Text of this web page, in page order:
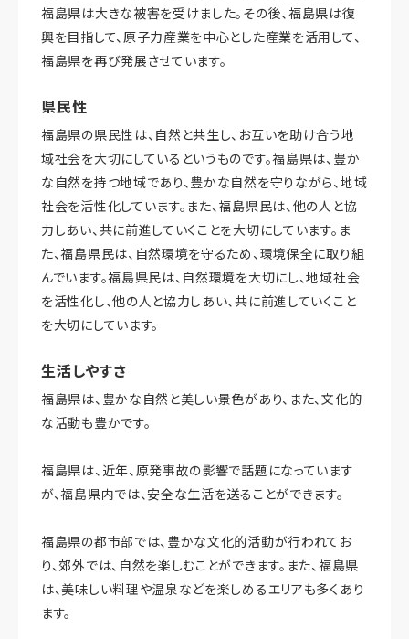
福島県は大きな被害を受けました。その後、福島県は復
興を目指して、原子力産業を中心とした産業を活用して、
福島県を再び発展させています。
県民性
福島県の県民性は、自然と共生し、お互いを助け合う地
域社会を大切にしているというものです。福島県は、豊か
な自然を持つ地域であり、豊かな自然を守りながら、地域
社会を活性化しています。また、福島県民は、他の人と協
力しあい、共に前進していくことを大切にしています。ま
た、福島県民は、自然環境を守るため、環境保全に取り組
んでいます。福島県民は、自然環境を大切にし、地域社会
を活性化し、他の人と協力しあい、共に前進していくこと
を大切にしています。
生活しやすさ
福島県は、豊かな自然と美しい景色があり、また、文化的
な活動も豊かです。
福島県は、近年、原発事故の影響で話題になっています
が、福島県内では、安全な生活を送ることができます。
福島県の都市部では、豊かな文化的活動が行われてお
り、郊外では、自然を楽しむことができます。また、福島県
は、美味しい料理や温泉などを楽しめるエリアも多くあり
ます。